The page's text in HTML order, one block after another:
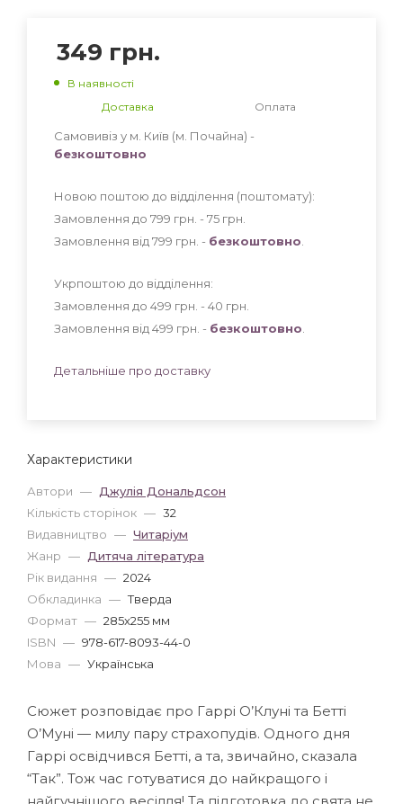
Характеристики
Автори — Джулія Дональдсон
Кількість сторінок — 32
Видавництво — Читаріум
Жанр — Дитяча література
Рік видання — 2024
Обкладинка — Тверда
Формат — 285x255 мм
ISBN — 978-617-8093-44-0
Мова — Українська
349 грн.
В наявності
Доставка
Оплата
Самовивіз у м. Київ (м. Почайна) -
безкоштовно
Новою поштою до відділення (поштомату):
Замовлення до 799 грн. - 75 грн
Замовлення від 799 грн. - безкоштовно
Укрпоштою до відділення:
Замовлення до 499 грн. - 40 грн
Замовлення від 499 грн. - безкоштовно
Детальніше про доставку
Сюжет розповідає про Гаррі О’Клуні та Бетті
О’Муні — милу пару страхопудів. Одного дня
Гаррі освідчився Бетті, а та, звичайно, сказала
“Так”. Тож час готуватися до найкращого і
найгучнішого весілля! Та підготовка до свята не